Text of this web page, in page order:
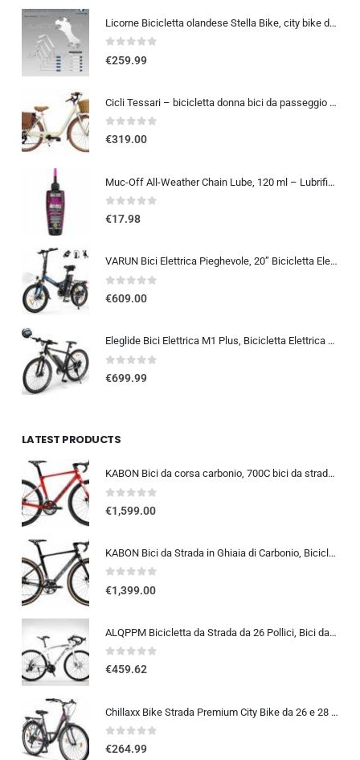
Licorne Bicicletta olandese Stella Bike, city bike da 24,26 e 28 pollici, adatta sia a uomini che a donne, con cambio a 21 marce, Bambina Donna, bianco, 26
0out of 5
€259.99
Cicli Tessari – bicicletta donna bici da passeggio city bike 26 cambio 6 velocita’ telaio basso cesto in vimini vintage con b
0out of 5
€319.00
Muc-Off All-Weather Chain Lube, 120 ml – Lubrificante Catena Bici Biodegradabile, Olio Catena Bici di Tutti i Tipi – Formulat
0out of 5
€17.98
VARUN Bici Elettrica Pieghevole, 20” Bicicletta Elettrica Unisex, Batteria Rimovibile 48V 374.4Wh, Autonomia 70Km, 7 Velocit
0out of 5
€609.00
Eleglide Bici Elettrica M1 Plus, Bicicletta Elettrica 27,5″, Mountain Bike Elettrica, mtb elettrica Batteria Rimovibile 12,5 Ah, 21 Velocità, bicicletta elettrica pedalata assistita
0out of 5
€699.99
LATEST PRODUCTS
KABON Bici da corsa carbonio, 700C bici da strada T800 Completamente carbonio con Shimano 105 R7000 22 velocità 8.1 KG Leg…
0out of 5
€1,599.00
KABON Bici da Strada in Ghiaia di Carbonio, Bicicletta con Telaio in Fibra di Carbonio T800 con Bicicletta da Corsa con Fr…
0out of 5
€1,399.00
ALQPPM Bicicletta da Strada da 26 Pollici, Bici da 24 Velocità, Freno a Doppio Disco, Telaio in Acciaio ad Alto Tenore Di …
0out of 5
€459.62
Chillaxx Bike Strada Premium City Bike da 26 e 28 pollici, bicicletta per ragazze, ragazzi, uomini e donne, cambio a 21 ma…
0out of 5
€264.99